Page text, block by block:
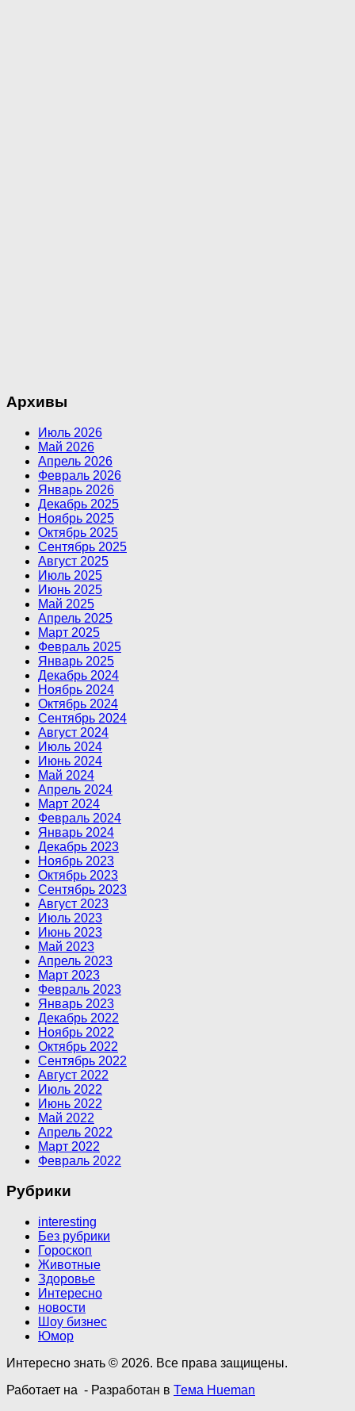
Архивы
Июль 2026
Май 2026
Апрель 2026
Февраль 2026
Январь 2026
Декабрь 2025
Ноябрь 2025
Октябрь 2025
Сентябрь 2025
Август 2025
Июль 2025
Июнь 2025
Май 2025
Апрель 2025
Март 2025
Февраль 2025
Январь 2025
Декабрь 2024
Ноябрь 2024
Октябрь 2024
Сентябрь 2024
Август 2024
Июль 2024
Июнь 2024
Май 2024
Апрель 2024
Март 2024
Февраль 2024
Январь 2024
Декабрь 2023
Ноябрь 2023
Октябрь 2023
Сентябрь 2023
Август 2023
Июль 2023
Июнь 2023
Май 2023
Апрель 2023
Март 2023
Февраль 2023
Январь 2023
Декабрь 2022
Ноябрь 2022
Октябрь 2022
Сентябрь 2022
Август 2022
Июль 2022
Июнь 2022
Май 2022
Апрель 2022
Март 2022
Февраль 2022
Рубрики
interesting
Без рубрики
Гороскоп
Животные
Здоровье
Интересно
новости
Шоу бизнес
Юмор
Интересно знать © 2026. Все права защищены.
Работает на - Разработан в Тема Hueman